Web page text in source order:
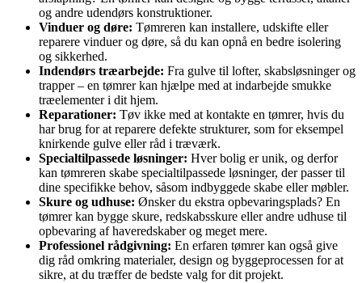
og andre udendørs konstruktioner.
Vinduer og døre: Tømreren kan installere, udskifte eller
reparere vinduer og døre, så du kan opnå en bedre isolering
og sikkerhed.
Indendørs træarbejde: Fra gulve til lofter, skabsløsninger og
trapper – en tømrer kan hjælpe med at indarbejde smukke
træelementer i dit hjem.
Reparationer: Tøv ikke med at kontakte en tømrer, hvis du
har brug for at reparere defekte strukturer, som for eksempel
knirkende gulve eller råd i træværk.
Specialtilpassede løsninger: Hver bolig er unik, og derfor
kan tømreren skabe specialtilpassede løsninger, der passer til
dine specifikke behov, såsom indbyggede skabe eller møbler.
Skure og udhuse: Ønsker du ekstra opbevaringsplads? En
tømrer kan bygge skure, redskabsskure eller andre udhuse til
opbevaring af haveredskaber og meget mere.
Professionel rådgivning: En erfaren tømrer kan også give
dig råd omkring materialer, design og byggeprocessen for at
sikre, at du træffer de bedste valg for dit projekt.